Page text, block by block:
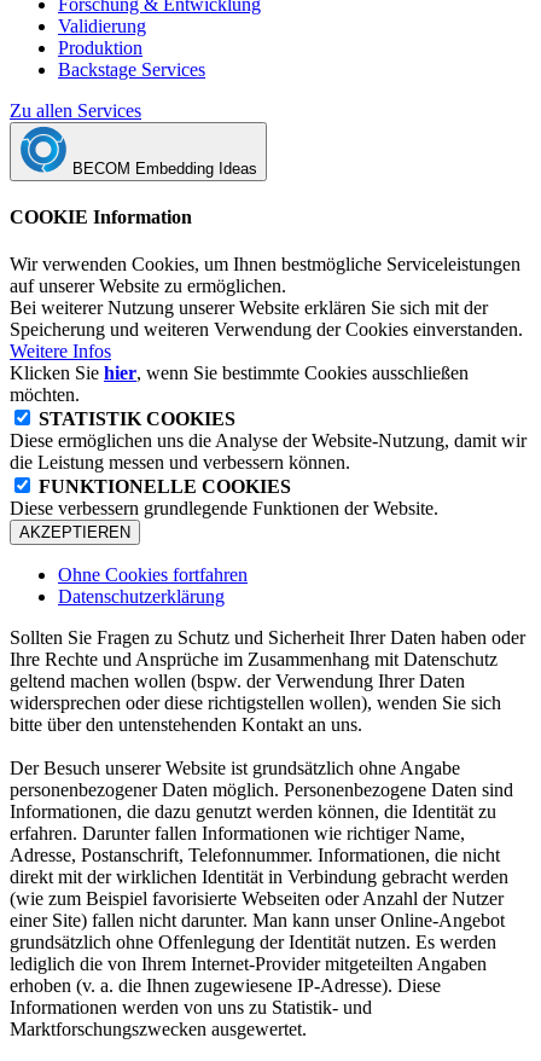
Validierung
Produktion
Backstage Services
Zu allen Services
BECOM Embedding Ideas
COOKIE Information
Wir verwenden Cookies, um Ihnen bestmögliche Serviceleistungen
auf unserer Website zu ermöglichen.
Bei weiterer Nutzung unserer Website erklären Sie sich mit der
Speicherung und weiteren Verwendung der Cookies einverstanden.
Weitere Infos
Klicken Sie hier, wenn Sie bestimmte Cookies ausschließen
möchten.
STATISTIK COOKIES
Diese ermöglichen uns die Analyse der Website-Nutzung, damit wir
die Leistung messen und verbessern können.
FUNKTIONELLE COOKIES
Diese verbessern grundlegende Funktionen der Website.
AKZEPTIEREN
Ohne Cookies fortfahren
Datenschutzerklärung
Sollten Sie Fragen zu Schutz und Sicherheit Ihrer Daten haben oder
Ihre Rechte und Ansprüche im Zusammenhang mit Datenschutz
geltend machen wollen (bspw. der Verwendung Ihrer Daten
widersprechen oder diese richtigstellen wollen), wenden Sie sich
bitte über den untenstehenden Kontakt an uns.
Der Besuch unserer Website ist grundsätzlich ohne Angabe
personenbezogener Daten möglich. Personenbezogene Daten sind
Informationen, die dazu genutzt werden können, die Identität zu
erfahren. Darunter fallen Informationen wie richtiger Name,
Adresse, Postanschrift, Telefonnummer. Informationen, die nicht
direkt mit der wirklichen Identität in Verbindung gebracht werden
(wie zum Beispiel favorisierte Webseiten oder Anzahl der Nutzer
einer Site) fallen nicht darunter. Man kann unser Online-Angebot
grundsätzlich ohne Offenlegung der Identität nutzen. Es werden
lediglich die von Ihrem Internet-Provider mitgeteilten Angaben
erhoben (v. a. die Ihnen zugewiesene IP-Adresse). Diese
Informationen werden von uns zu Statistik- und
Marktforschungszwecken ausgewertet.